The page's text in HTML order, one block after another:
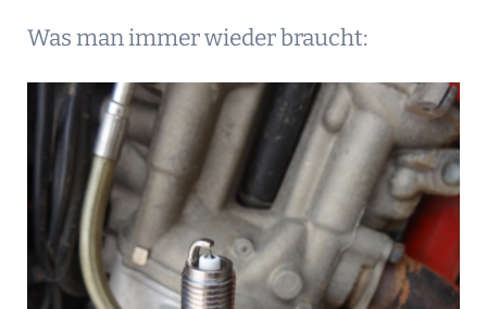
Was man immer wieder braucht: